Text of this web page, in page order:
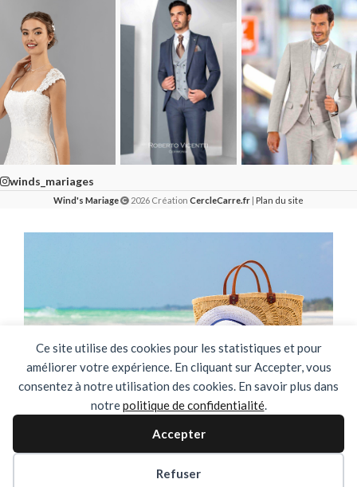
Ce site utilise des cookies pour les statistiques et pour
améliorer votre expérience. En cliquant sur Accepter, vous
consentez à notre utilisation des cookies. En savoir plus dans
notrepolitique de confidentialité.
Accepter
Refuser
winds_mariages
Wind's Mariage 2026 Création CercleCarre.fr | Plan du site
🌴✨ FERMETURE ESTIVALE ✨🌴
DU 03 AOUT AU 31 AOUT INCLUS